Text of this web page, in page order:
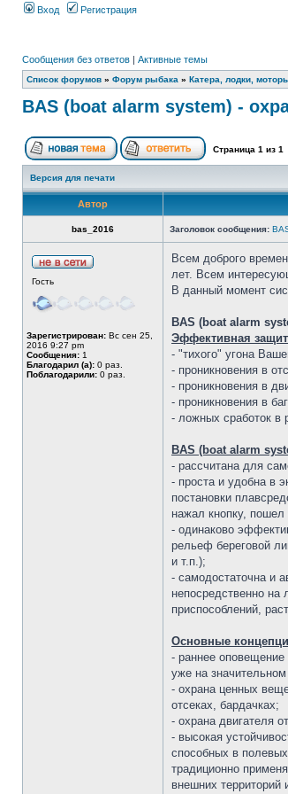
Вход Регистрация
Сообщения без ответов | Активные темы
Список форумов » Форум рыбака » Катера, лодки,
BAS (boat alarm system) -
Страница 1 из 1
Версия для печати
Автор
bas_2016 Заголовок сообщения:
Гость
Зарегистрирован: Вс сен 25,
2016 9:27 pm
Сообщения: 1
Благодарил (а): 0 раз.
Поблагодарили: 0 раз.
Всем доброго
лет. Всем
В данный момент
BAS (boat alarm
Эффективная
- "тихого" угона
- проникновения в
- проникновения в
- проникновения в
- ложных сработок в
BAS (boat alarm
- рассчитана для
- проста и удобна в
постановки
нажал кнопку, пошел
- одинаково
рельеф береговой
и т.п.);
- самодостаточна и
непосредственно на
приспособлений,
Основные
- раннее оповещение
уже на значительном
- охрана ценных
отсеках, бардачках;
- охрана двигателя
- высокая
способных в
традиционно
внешних территорий